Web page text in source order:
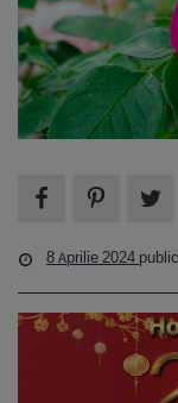
8 Aprilie 2024